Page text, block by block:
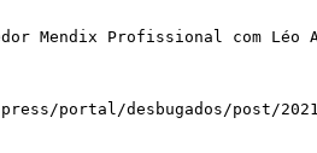
Mendix Profissional com Léo
portal/desbugados/post/